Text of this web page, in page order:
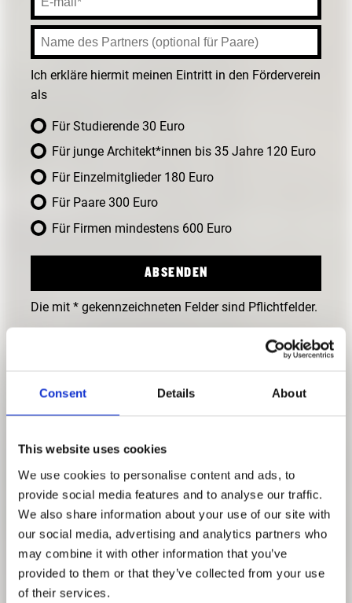
Consent Details About
This website uses cookies
We use cookies to personalise content and ads, to
provide social media features and to analyse our traffic.
We also share information about your use of our site with
our social media, advertising and analytics partners who
may combine it with other information that you’ve
provided to them or that they’ve collected from your use
of their services.
Ich erkläre hiermit meinen Eintritt in den Förderverein
als
Für Studierende 30 Euro
Für junge Architekt*innen bis 35 Jahre 120 Euro
Für Einzelmitglieder 180 Euro
Für Paare 300 Euro
Für Firmen mindestens 600 Euro
Die mit * gekennzeichneten Felder sind Pflichtfelder.
FREUNDESKREIS ARCHITEKTURMUSEUM
TUM
KOMMENDE VERANSTALTUNGEN